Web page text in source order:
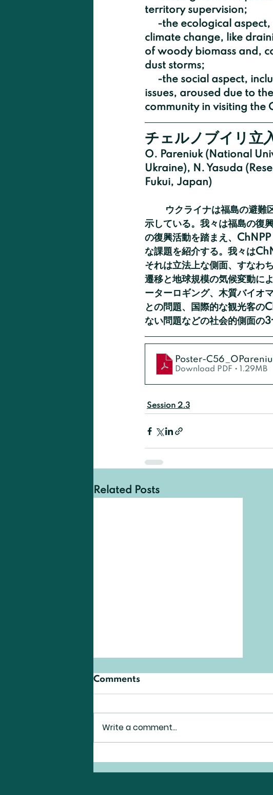
territory supervision;
climate change, like
of woody biomass and,
dust storms;
issues, aroused due to
community in visiting the
チェルノブイリ立
O. Pareniuk (National
Ukraine), N. Yasuda
Fukui, Japan)
示している。我々は福島の復
の復興活動を踏まえ、
な課題を紹介する。我々は
それは立法上な側面、すなわ
遷移と地球規模の気候変動に
ーターロギング、木質バイオ
との問題、国際的な観光客の
ない問題などの社会的側面の3
Poster-
Download PDF • 1.29MB
Session 2.3
Related Posts
SESSION 2.3 / セッション
2.3
Comments
Write a comment...